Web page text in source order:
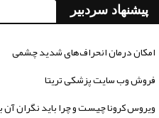
پیشنهاد سردبیر
امکان درمان انحراف‌های شدید چشمی
فروش وب سایت پزشکی تریتا
ویروس کرونا چیست و چرا باید نگران آن